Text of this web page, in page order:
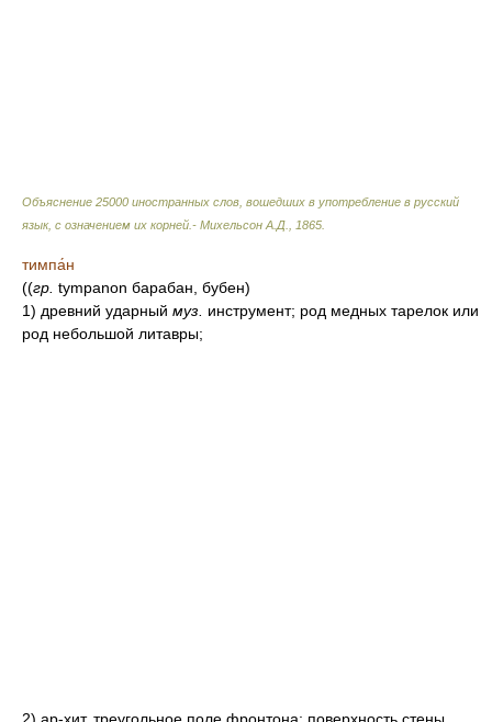
Объяснение 25000 иностранных слов, вошедших в употребление в русский
язык, с означением их корней.- Михельсон А.Д.
1865
тимпа́н
((гр. tympanon барабан, бубен)
1) древний ударный муз.
инструмент; род медных тарелок или
род небольшой литавры;